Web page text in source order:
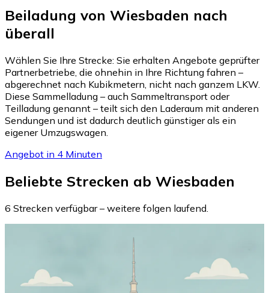
Beiladung von Wiesbaden nach
überall
Wählen Sie Ihre Strecke: Sie erhalten Angebote geprüfter
Partnerbetriebe, die ohnehin in Ihre Richtung fahren –
abgerechnet nach Kubikmetern, nicht nach ganzem LKW.
Diese Sammelladung – auch Sammeltransport oder
Teilladung genannt – teilt sich den Laderaum mit anderen
Sendungen und ist dadurch deutlich günstiger als ein
eigener Umzugswagen.
Angebot in 4 Minuten
Beliebte Strecken ab Wiesbaden
6 Strecken verfügbar – weitere folgen laufend.